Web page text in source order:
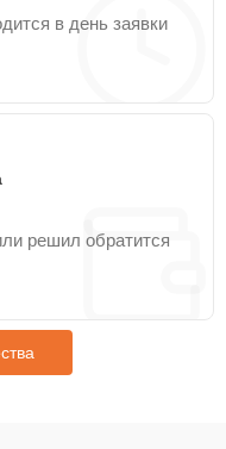
в день заявки
решил обратится